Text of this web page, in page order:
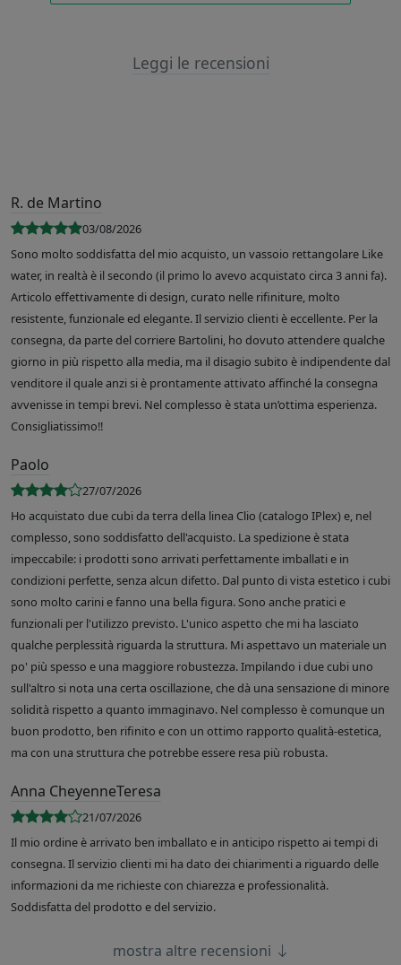
Leggi le recensioni
R. de Martino
03/08/2026
Sono molto soddisfatta del mio acquisto, un vassoio rettangolare Like
water, in realtà è il secondo (il primo lo avevo acquistato circa 3 anni fa).
Articolo effettivamente di design, curato nelle rifiniture, molto
resistente, funzionale ed elegante. Il servizio clienti è eccellente. Per la
consegna, da parte del corriere Bartolini, ho dovuto attendere qualche
giorno in più rispetto alla media, ma il disagio subito è indipendente dal
venditore il quale anzi si è prontamente attivato affinché la consegna
avvenisse in tempi brevi. Nel complesso è stata un’ottima esperienza.
Consigliatissimo!!
Paolo
27/07/2026
Ho acquistato due cubi da terra della linea Clio (catalogo IPlex) e, nel
complesso, sono soddisfatto dell'acquisto. La spedizione è stata
impeccabile: i prodotti sono arrivati perfettamente imballati e in
condizioni perfette, senza alcun difetto. Dal punto di vista estetico i cubi
sono molto carini e fanno una bella figura. Sono anche pratici e
funzionali per l'utilizzo previsto. L'unico aspetto che mi ha lasciato
qualche perplessità riguarda la struttura. Mi aspettavo un materiale un
po' più spesso e una maggiore robustezza. Impilando i due cubi uno
sull'altro si nota una certa oscillazione, che dà una sensazione di minore
solidità rispetto a quanto immaginavo. Nel complesso è comunque un
buon prodotto, ben rifinito e con un ottimo rapporto qualità-estetica,
ma con una struttura che potrebbe essere resa più robusta.
Anna CheyenneTeresa
21/07/2026
Il mio ordine è arrivato ben imballato e in anticipo rispetto ai tempi di
consegna. Il servizio clienti mi ha dato dei chiarimenti a riguardo delle
informazioni da me richieste con chiarezza e professionalità.
Soddisfatta del prodotto e del servizio.
mostra altre recensioni